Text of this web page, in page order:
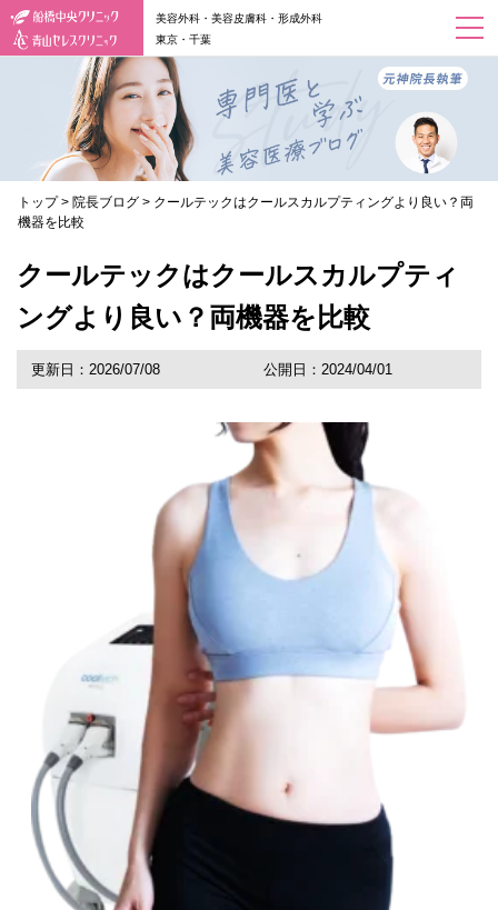
美容外科・美容皮膚科・形成外科
東京・千葉
トップ > 院長ブログ > クールテックはクールスカルプティングより良い？両
機器を比較
クールテックはクールスカルプティ
ングより良い？両機器を比較
更新日：2026/07/08 公開日：2024/04/01